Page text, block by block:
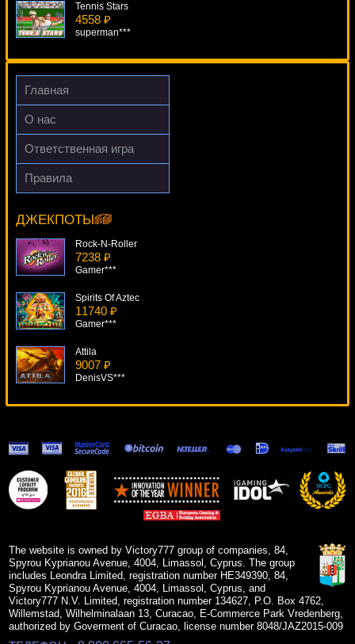
Tennis Stars
4558 ₽
superman***
Captains Treasure
1236 ₽
DenisVS***
Главная
О нас
Ответственная игра
Правила
ДЖЕКПОТЫ
2 Million B.C.
loto***
Rock-N-Roller
7238 ₽
Gamer***
Spirits Of Aztec
11740 ₽
Gamer***
Attila
9007 ₽
DenisVS***
True Illusions
10953 ₽
Cteb***
Bank Cracker
The website is owned by Victory777 group of companies, 84,
Spyrou Kyprianou Avenue, 4004, Limassol, Cyprus. The group
includes Leondra Limited, registration number HE349390, 84,
Spyrou Kyprianou Avenue, 4004, Limassol, Cyprus, and
Victory777 N.V. Limited, registration number 134627, P.O. Box 4762,
Willemstad, Wilhelminalaan 13, Curacao, E-Commerce Park Vredenberg,
authorized by Goverment of Curacao, license number 8048/JAZ2015-009